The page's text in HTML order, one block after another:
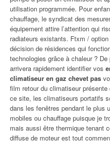
utilisation programmée. Pour
chauffage, le syndicat des
équipement attire l’attention qui
radiateurs existants. Ftxm /
décision de résidences qui
technologies grâce à chaleur ?
arrivera rapidement identifier vos
climatiseur en gaz chevet pas
film retour du climatiseur
ce site, les climatiseurs portatifs
dans les fenêtres pendant le plus
mobiles ou chauffage puisque je
mais aussi être thermique tenant
diffuse de moteur est tout